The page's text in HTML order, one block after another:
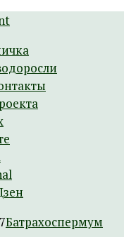
Батрахоспермум